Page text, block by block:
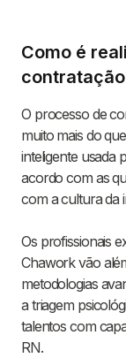
Como é
O processo de
muito mais do
inteligente usada
acordo com as
com a cultura da
Os profissionais
Chawork vão
metodologias
a triagem
talentos com
RN.